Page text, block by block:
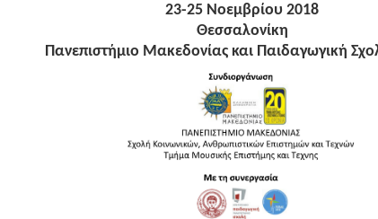
23-25 Νοεμβρίου 2018
Θεσσαλονίκη
Πανεπιστήμιο Μακεδονίας και Παιδαγωγική